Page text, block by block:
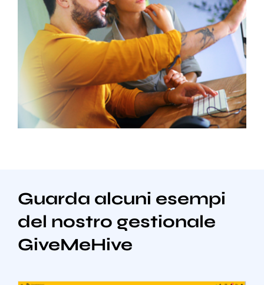
Guarda alcuni esempi
del nostro gestionale
GiveMeHive